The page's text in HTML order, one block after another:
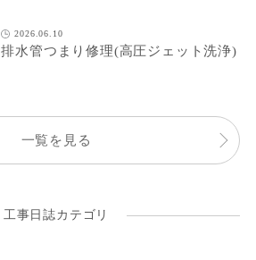
2026.06.10
排水管つまり修理(高圧ジェット洗浄)
一覧を見る
工事日誌カテゴリ